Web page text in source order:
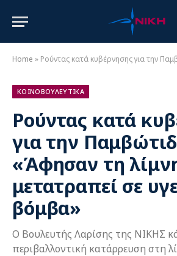
Home » Ρούντας κατά κυβέρνησης για την Παμβώτιδα: «Άφησαν τη
ΚΟΙΝΟΒΟΥΛΕΥΤΙΚΑ
Ρούντας κατά
για την
«Άφησαν τη
μετατραπεί σε
βόμβα»
Ο Βουλευτής Λαρίσης της ΝΙΚΗΣ
περιβαλλοντική κατάρρευση στη